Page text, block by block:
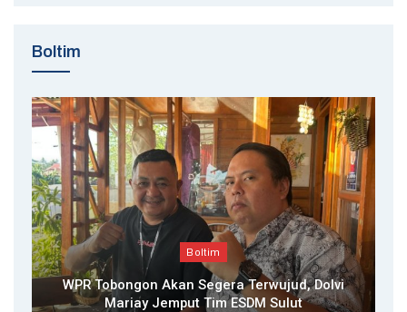
Boltim
Boltim
WPR Tobongon Akan Segera Terwujud, Dolvi
Mariay Jemput Tim ESDM Sulut